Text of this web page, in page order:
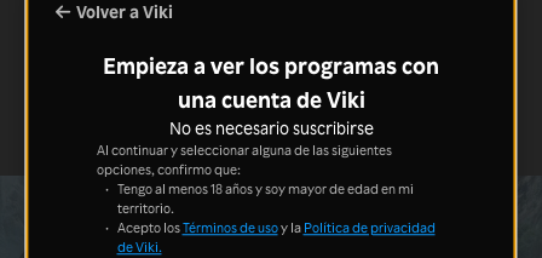
Volver a Viki
Empieza a ver los programas con
una cuenta de Viki
No es necesario suscribirse
Al continuar y seleccionar alguna de las siguientes
opciones, confirmo que:
Tengo al menos 18 años y soy mayor de edad en mi
territorio.
Acepto losTérminos de usoy la Política de privacidad
de Viki.